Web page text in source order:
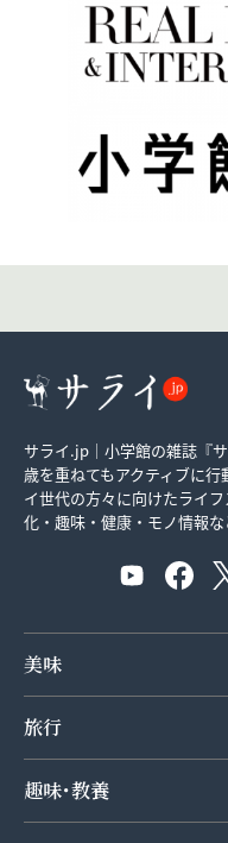
サライ.jp｜小学館の雑誌『
歳を重ねてもアクティブに
イ世代の方々に向けたライ
化・趣味・健康・モノ情報な
美味
旅行
趣味･教養